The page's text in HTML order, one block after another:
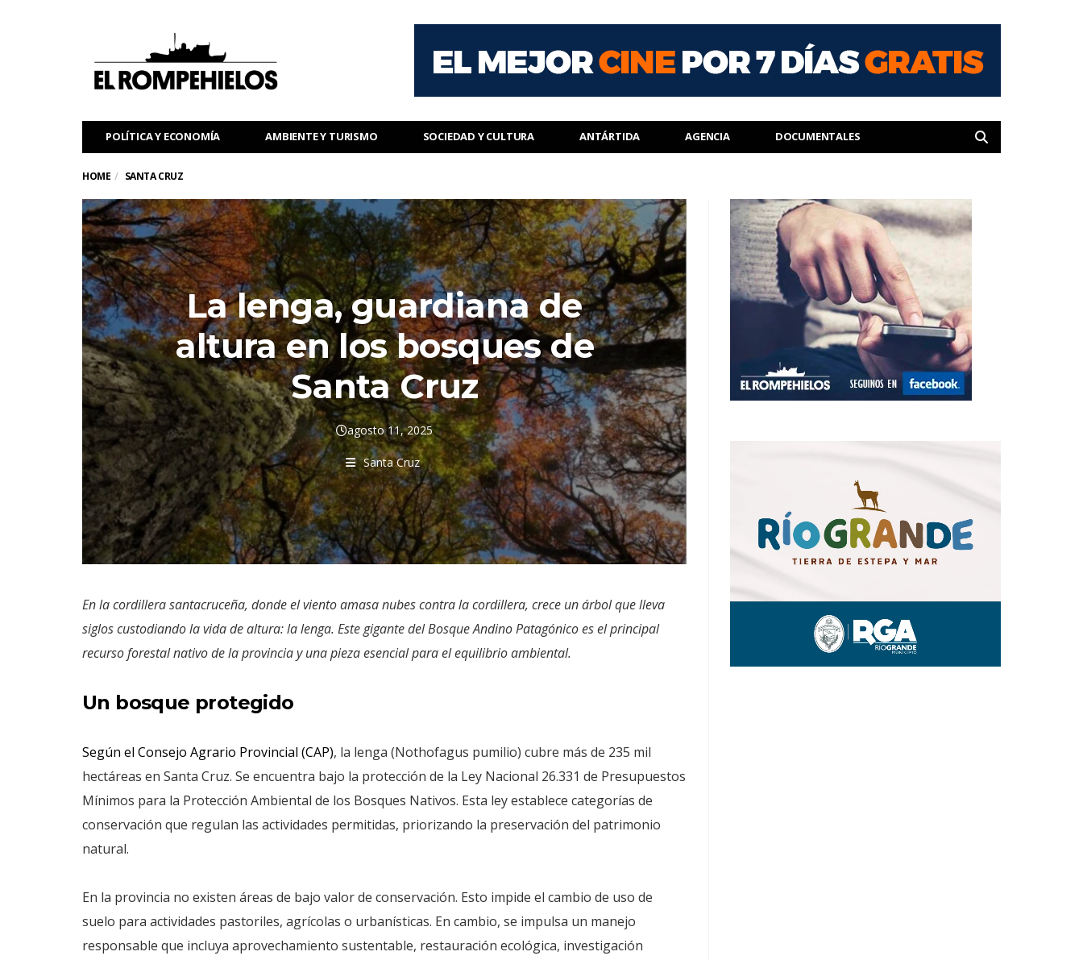
POLÍTICA Y ECONOMÍA AMBIENTE Y TURISMO SOCIEDAD Y CULTURA ANTÁRTIDA AGENCIA DOCUMENTALES
HOME SANTA CRUZ
La lenga, guardiana de
altura en los bosques de
Santa Cruz
agosto 11, 2025
Santa Cruz
En la cordillera santacruceña, donde el viento amasa nubes contra la cordillera, crece un árbol que lleva
siglos custodiando la vida de altura: la lenga. Este gigante del Bosque Andino Patagónico es el principal
recurso forestal nativo de la provincia y una pieza esencial para el equilibrio ambiental.
Un bosque protegido
Según el Consejo Agrario Provincial (CAP), la lenga (Nothofagus pumilio) cubre más de 235 mil
hectáreas en Santa Cruz. Se encuentra bajo la protección de la Ley Nacional 26.331 de Presupuestos
Mínimos para la Protección Ambiental de los Bosques Nativos. Esta ley establece categorías de
conservación que regulan las actividades permitidas, priorizando la preservación del patrimonio
natural.
En la provincia no existen áreas de bajo valor de conservación. Esto impide el cambio de uso de
suelo para actividades pastoriles, agrícolas o urbanísticas. En cambio, se impulsa un manejo
responsable que incluya aprovechamiento sustentable, restauración ecológica, investigación